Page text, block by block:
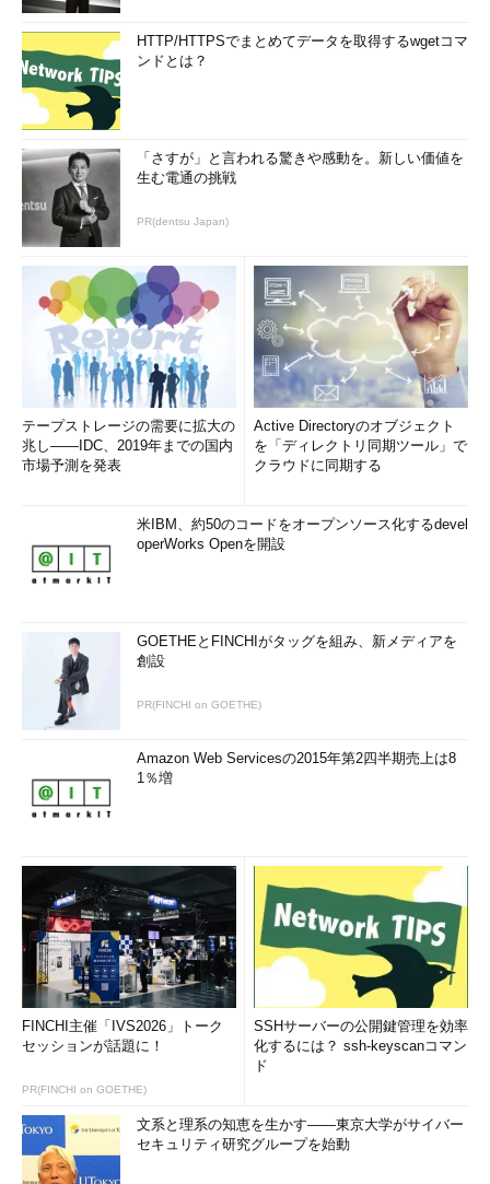
HTTP/HTTPSでまとめてデータを取得するwgetコマ
ンドとは？
「さすが」と言われる驚きや感動を。新しい価値を
生む電通の挑戦
PR(dentsu Japan)
テープストレージの需要に拡大の
兆し――IDC、2019年までの国内
市場予測を発表
Active Directoryのオブジェクト
を「ディレクトリ同期ツール」で
クラウドに同期する
米IBM、約50のコードをオープンソース化するdevel
operWorks Openを開設
GOETHEとFINCHIがタッグを組み、新メディアを
創設
PR(FINCHI on GOETHE)
Amazon Web Servicesの2015年第2四半期売上は8
1％増
FINCHI主催「IVS2026」トーク
セッションが話題に！
PR(FINCHI on GOETHE)
SSHサーバーの公開鍵管理を効率
化するには？ ssh-keyscanコマン
ド
文系と理系の知恵を生かす――東京大学がサイバー
セキュリティ研究グループを始動